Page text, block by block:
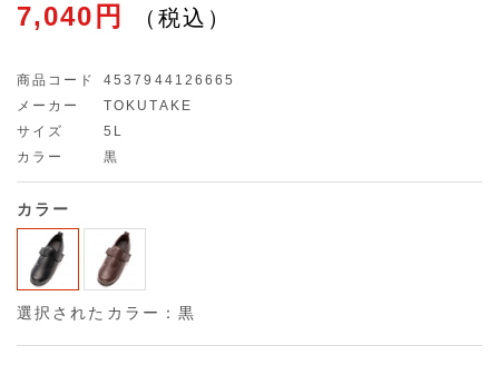
7,040円
商品コード
4537944126665
メーカー
TOKUTAKE
サイズ
5L
カラー
黒
カラー
選択されたカラー：黒